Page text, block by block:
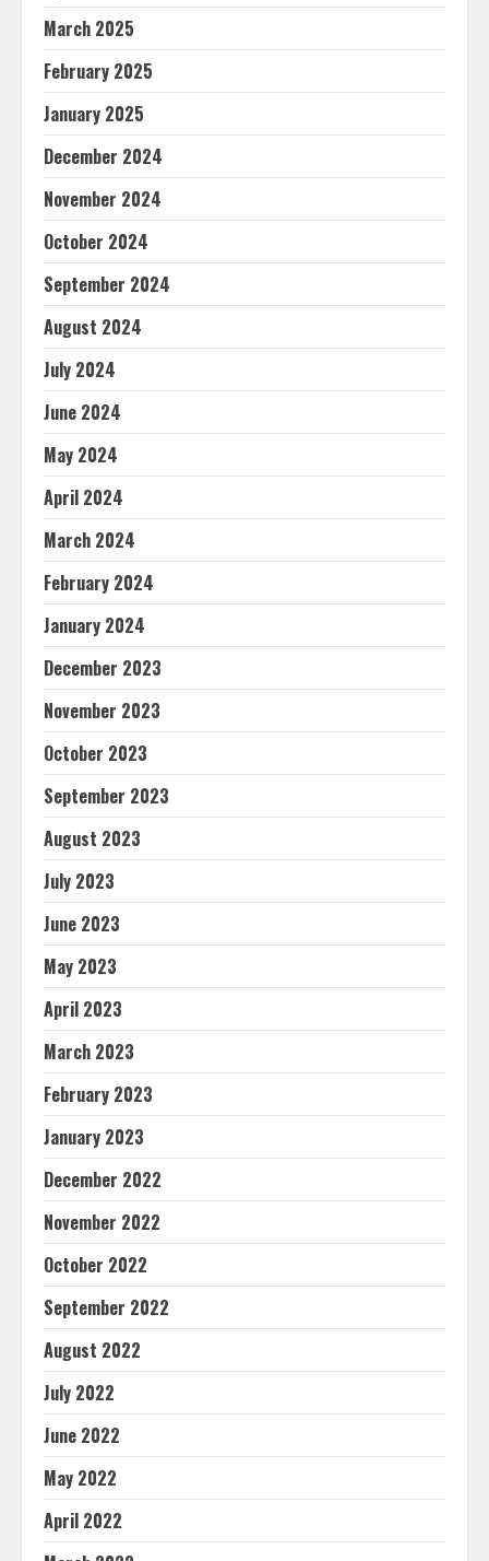
March 2025
February 2025
January 2025
December 2024
November 2024
October 2024
September 2024
August 2024
July 2024
June 2024
May 2024
April 2024
March 2024
February 2024
January 2024
December 2023
November 2023
October 2023
September 2023
August 2023
July 2023
June 2023
May 2023
April 2023
March 2023
February 2023
January 2023
December 2022
November 2022
October 2022
September 2022
August 2022
July 2022
June 2022
May 2022
April 2022